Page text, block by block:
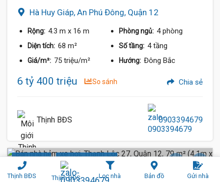
Thịnh BĐS Thịnh BĐS Lọc nhà Bản đồ Gửi nhà
Hà Huy Giáp, An Phú Đông, Quận 12
Rộng: 4.3 m x 16 m Phòng ngủ: 4 phòng
Diện tích: 68 m² Số tầng: 4 tầng
Giá/m²: 75 triệu/m² Hướng: Đông Bắc
6 tỷ 400 triệu So sánh Chia sẻ
Thịnh BĐS 0903394679
Sàn BTCT Hẻm Xe Hơi (8 m)